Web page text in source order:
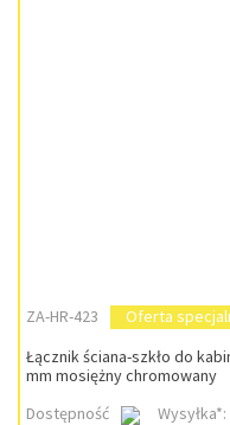
ZA-HR-423
Oferta
Łącznik ściana-szkło do
mm mosiężny chromowany
Dostępność
Wysyłka*: